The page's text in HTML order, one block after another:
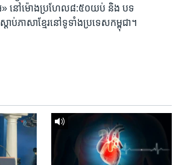
េ» នៅ​ម៉ោង​​ប្រហែល​៨:៥០​យប់ ​និង បទ​
ប់​ភាសា​ខ្មែរ​នៅ​ទូទាំង​ប្រទេស​កម្ពុជា។